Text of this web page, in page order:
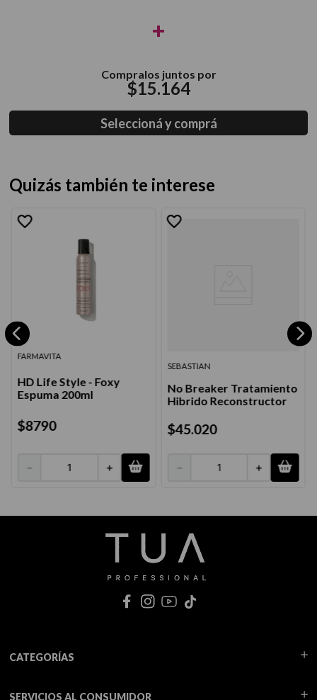
+
Compralos juntos por
$15.164
Seleccioná y comprá
Quizás también te interese
FARMAVITA
HD Life Style - Foxy
Espuma 200ml
$8790
＋
－
SEBASTIAN
No Breaker Tratamiento
Hibrido Reconstructor
$45.020
＋
－
CATEGORÍAS
SERVICIOS AL CONSUMIDOR